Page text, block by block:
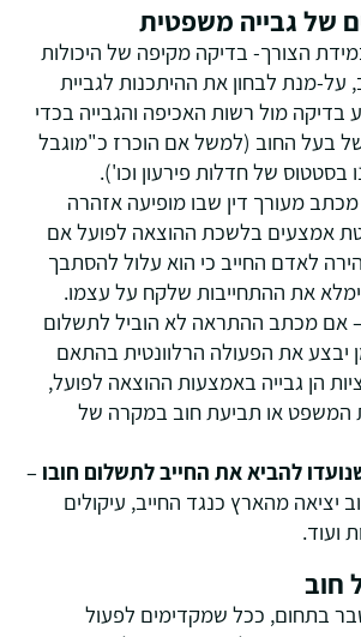
של גבייה משפטית
הצורך- בדיקה מקיפה של היכולות
על-מנת לבחון את ההיתכנות לגביית
מול רשות האכיפה והגבייה בכדי
בעל החוב (למשל אם הוכרז כ"מוגבל
בסטטוס של חדלות פירעון וכו').
מעורך דין שבו מופיעה אזהרה
אמצעים בלשכת ההוצאה לפועל אם
לאדם החייב כי הוא עלול להסתבך
את ההתחייבות שלקח על עצמו.
אם מכתב ההתראה לא הוביל לתשלום
יבצע את הפעולה הרלוונטית בהתאם
הן גבייה באמצעות ההוצאה לפועל,
המשפט או תביעת חוב במקרה של
להביא את החייב לתשלום חובו –
יציאה מהארץ כנגד החייב, עיקולים
ועוד.
חוב
בתחום, ככל שמקדימים לפעול